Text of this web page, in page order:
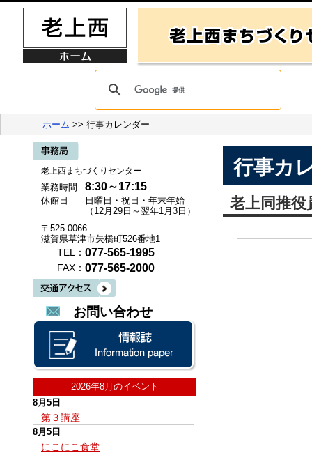
ホーム >> 行事カレンダー
老上西まちづくりセンター
業務時間 8:30～17:15
休館日
日曜日・祝日・年末年始
（12月29日～翌年1月3日）
〒525-0066
滋賀県草津市矢橋町526番地1
TEL： 077-565-1995
FAX： 077-565-2000
お問い合わせ
2026年8月のイベント
8月5日
第３講座
8月5日
にこにこ食堂
行事カ
老上同推役